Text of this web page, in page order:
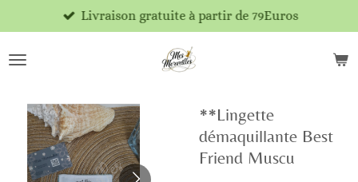
au
contenu
Livraison gratuite à partir de 79Euros
**Lingette
démaquillante Best
Friend Muscu